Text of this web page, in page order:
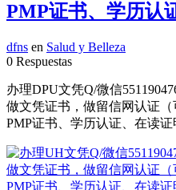
PMP证书、学历认
dfns en Salud y Belleza
0 Respuestas
办理DPU文凭Q/微信
做文凭证书，做留信网认证（
PMP证书、学历认证、在读证